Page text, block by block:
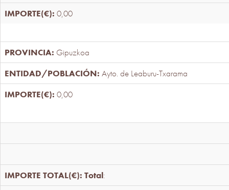
0,00
Gipuzkoa
Ayto. de Leaburu-Txarama
0,00
Total: